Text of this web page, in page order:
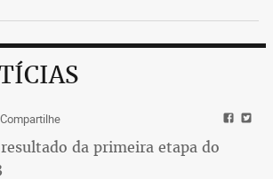
da primeira etapa do